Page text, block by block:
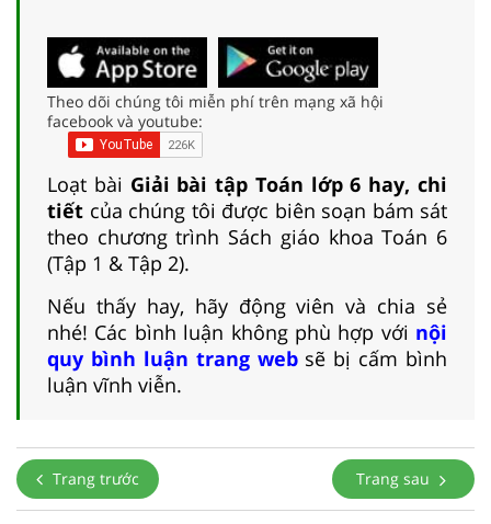
Theo dõi chúng tôi miễn phí trên mạng xã hội
facebook và youtube:
Loạt bài Giải bài tập Toán lớp 6 hay, chi
tiết của chúng tôi được biên soạn bám sát
theo chương trình Sách giáo khoa Toán 6
(Tập 1 & Tập 2).
Nếu thấy hay, hãy động viên và chia sẻ
nhé! Các bình luận không phù hợp với nội
quy bình luận trang websẽ bị cấm bình
luận vĩnh viễn.
Trang trước Trang sau